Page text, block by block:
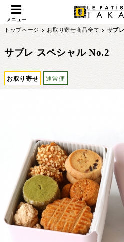
メニュー
トップページ > お取り寄せ商品全て > サブ
サブレ スペシャル No.2
お取り寄せ 通常便